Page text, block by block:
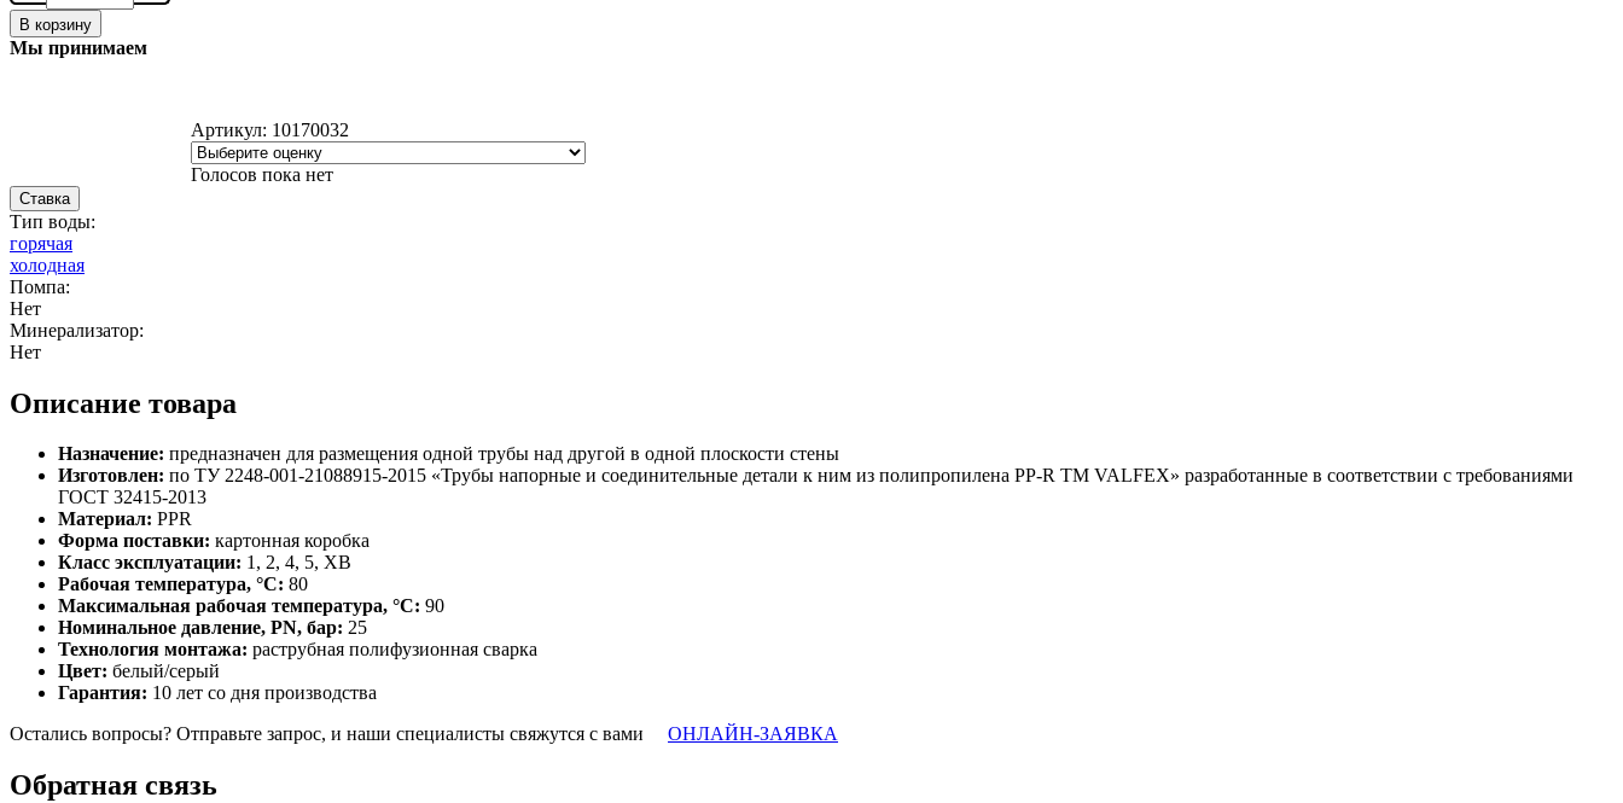
В корзину
Мы принимаем
Артикул: 10170032
Голосов пока нет
Ставка
Тип воды:
горячая
холодная
Помпа:
Нет
Минерализатор:
Нет
Описание товара
Назначение: предназначен для размещения одной трубы над другой в одной плоскости стены
Изготовлен: по ТУ 2248-001-21088915-2015 «Трубы напорные и соединительные детали к ним из полипропилена PP-R ТМ VALFEX» разработанные в соответствии с требованиями
ГОСТ 32415-2013
Материал: PPR
Форма поставки: картонная коробка
Класс эксплуатации: 1, 2, 4, 5, ХВ
Рабочая температура, °С: 80
Максимальная рабочая температура, °С: 90
Номинальное давление, PN, бар: 25
Технология монтажа: раструбная полифузионная сварка
Цвет: белый/серый
Гарантия: 10 лет со дня производства
Остались вопросы? Отправьте запрос, и наши специалисты свяжутся с вами ОНЛАЙН-ЗАЯВКА
Обратная связь